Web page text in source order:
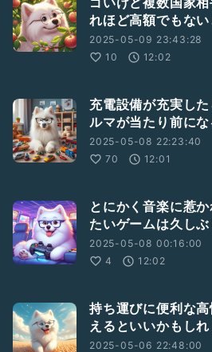
れほど高額でもな
2025-05-09 23:43:28
10
12:02
充電設備が充実し
ルマが当たり前にな
2025-05-08 22:23:40
70
12:01
とにかく音楽に惹
たいゲームは久し
2025-05-08 00:16:00
4
12:02
持ち運びに便利な
えるといいかもし
2025-05-06 22:48:00